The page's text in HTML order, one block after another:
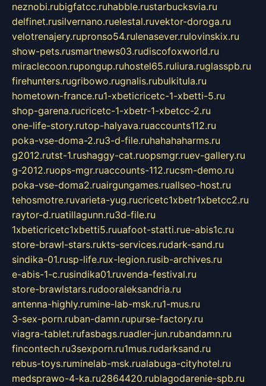
neznobi.rubigfatcc.ruhabble.rustarbucksvia.ru
delfinet.rusilvernano.ruelestal.ruvektor-doroga.ru
velotrenajery.rupronso54.rulenasever.rulovinskix.ru
show-pets.rusmartnews03.rudiscofoxworld.ru
miraclecoon.rupongup.ruhostel65.ruliura.ruglasspb.ru
firehunters.rugribowo.rugnalis.rubulkitula.ru
hometown-france.ru1-xbeticricetc-1-xbetti-5.ru
shop-garena.rucricetc-1-xbetr-1-xbetcc-2.ru
one-life-story.rutop-halyava.ruaccounts112.ru
poka-vse-doma-2.ru3-d-file.ruhahahaharms.ru
g2012.rutst-1.rushaggy-cat.ruopsmgr.ruev-gallery.ru
g-2012.ruops-mgr.ruaccounts-112.rucsm-demo.ru
poka-vse-doma2.ruairgungames.ruallseo-host.ru
tehosmotre.ruvarieta-yug.rucricetc1xbetr1xbetcc2.ru
raytor-d.ruatillagunn.ru3d-file.ru
1xbeticricetc1xbetti5.ruuafoot-statti.rue-abis1c.ru
store-brawl-stars.rukts-services.rudark-sand.ru
sindika-01.rusp-life.rux-legion.rusib-archives.ru
e-abis-1-c.rusindika01.ruvenda-festival.ru
store-brawlstars.rudooraleksandria.ru
antenna-highly.rumine-lab-msk.ru1-mus.ru
3-sex-porn.ruban-damn.rupurse-factory.ru
viagra-tablet.rufasbags.ruadler-jun.rubandamn.ru
fincontech.ru3sexporn.ru1mus.rudarksand.ru
rebus-toys.ruminelab-msk.rualabuga-cityhotel.ru
medsprawo-4-ka.ru2864420.rublagodarenie-spb.ru